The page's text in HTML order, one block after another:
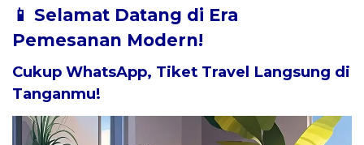
📱 Selamat Datang di Era
Pemesanan Modern!
Cukup WhatsApp, Tiket Travel Langsung di
Tanganmu!